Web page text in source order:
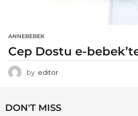
ANNEBEBEK
Cep Dostu e-
by editor
DON'T MISS